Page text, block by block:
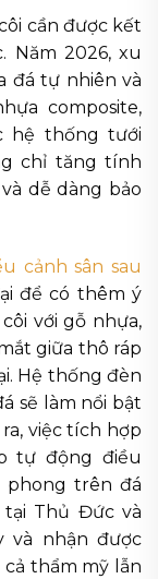
cần được kết
Năm 2026, xu
đá tự nhiên và
composite,
hệ thống tưới
chỉ tăng tính
dễ dàng bảo
cảnh sân sau
để có thêm ý
với gỗ nhựa,
giữa thô ráp
Hệ thống đèn
sẽ làm nổi bật
việc tích hợp
tự động điều
phong trên đá
Thủ Đức và
và nhận được
thẩm mỹ lẫn